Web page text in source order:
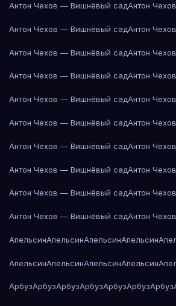
Антон Чехов — Вишнёвый садАнтон
Антон Чехов — Вишнёвый садАнтон
Антон Чехов — Вишнёвый садАнтон
Антон Чехов — Вишнёвый садАнтон
Антон Чехов — Вишнёвый садАнтон
Антон Чехов — Вишнёвый садАнтон
Антон Чехов — Вишнёвый садАнтон
Антон Чехов — Вишнёвый садАнтон
Антон Чехов — Вишнёвый садАнтон
Антон Чехов — Вишнёвый садАнтон
АпельсинАпельсинАпельсинАпельсин
АпельсинАпельсинАпельсинАпельсин
АрбузАрбузАрбузАрбузАрбузАрбузАрбуз